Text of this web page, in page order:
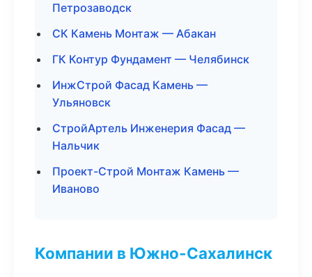
Петрозаводск
СК Камень Монтаж — Абакан
ГК Контур Фундамент — Челябинск
ИнжСтрой Фасад Камень —
Ульяновск
СтройАртель Инженерия Фасад —
Нальчик
Проект-Строй Монтаж Камень —
Иваново
Компании в Южно-Сахалинск